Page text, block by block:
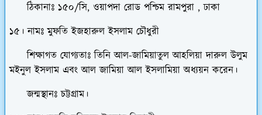
ঠিকানাঃ ১৫০/সি, ওয়াপদা রোড পশ্চিম রামপুরা , ঢাকা
১৫। নামঃ মুফতি ইজহারুল ইসলাম চৌধুরী
শিক্ষাগত যোগ্যতাঃ তিনি আল-জামিয়াতুল আহলিয়া দারুল উলুম
মইনুল ইসলাম এবং আল জামিয়া আল ইসলামিয়া অধ্যয়ন করেন।
জন্মস্থানঃ চট্টগ্রাম।